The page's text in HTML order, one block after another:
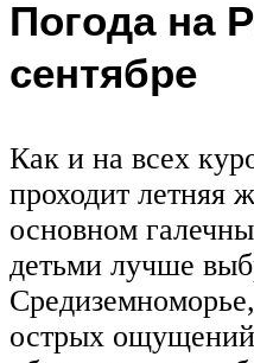
Погода на
сентябре
Как и на всех
проходит летняя
основном
детьми лучше
острых